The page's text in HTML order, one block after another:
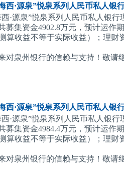
西·源泉”悦泉系列人民币私人银
·源泉”悦泉系列人民币私人银行
募集资金4902.8万元，预计运作
算收益不等于实际收益）；理
对泉州银行的信赖与支持！敬请
西·源泉”悦泉系列人民币私人银
·源泉”悦泉系列人民币私人银行
募集资金4984.4万元，预计运作
算收益不等于实际收益）；理
对泉州银行的信赖与支持！敬请